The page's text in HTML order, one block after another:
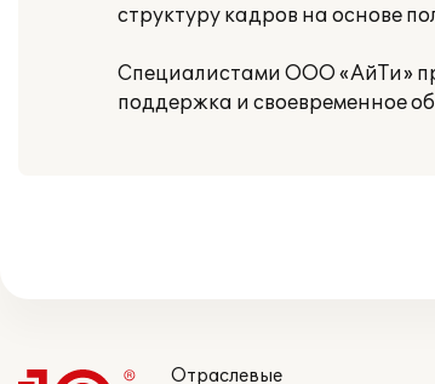
структуру кадров на основе
Специалистами ООО «АйТи»
поддержка и своевременное
Отраслевые